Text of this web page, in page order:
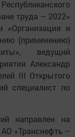
труда – 2022»
«Организация и
(применению)
ведущий
Александр
III Открытого
специалист по
направлен на
«Транснефть –